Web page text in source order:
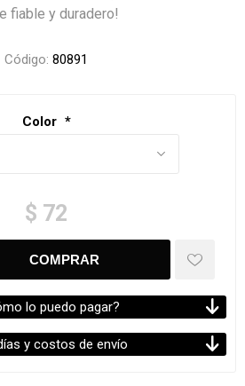
fiable y duradero!
Código: 80891
Color *
$ 72
lo puedo pagar?
y costos de envío